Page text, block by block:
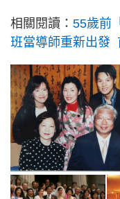
相關閱讀： 55歲前
班當導師重新出發